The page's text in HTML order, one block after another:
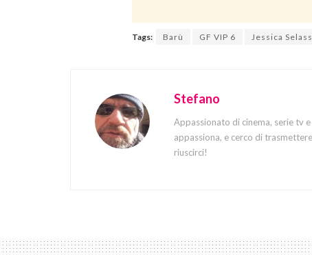
Tags: Barù GF VIP 6 Jessica
Stefano
Appassionato di cinema, serie tv
appassiona, e cerco di
riuscirci!